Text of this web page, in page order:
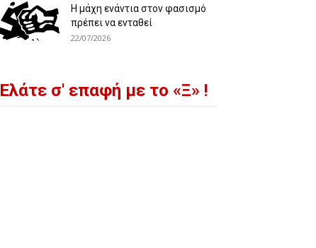
Η μάχη ενάντια στον φασισμό
πρέπει να ενταθεί
22/07/2026
Ελάτε σ' επαφή με το «Ξ» !